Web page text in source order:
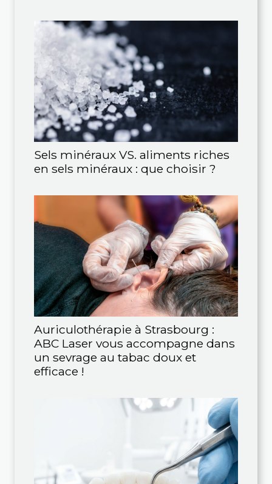
Sels minéraux VS. aliments riches
en sels minéraux : que choisir ?
Auriculothérapie à Strasbourg :
ABC Laser vous accompagne dans
un sevrage au tabac doux et
efficace !